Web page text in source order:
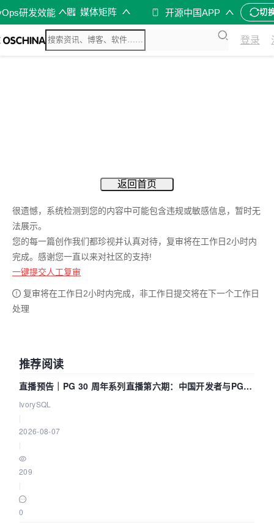
研发效能 媒体矩阵 开源中国APP 切
登录
返回首页
很遗憾，系统检测到您的内容中可能包含违规或敏感信息，暂时无
法展示。
您的每一篇创作我们都珍视并认真对待，复审将在工作日2小时内
完成。感谢您一直以来对社区的支持!
一键提交人工复审
复审将在工作日2小时内完成，非工作日提交将在下一个工作日
处理
推荐阅读
直播预告｜PG 30 周年系列直播第六期：中国开发者与PG内
核——我们改得动吗？我们贡献了什么？
IvorySQL
2026-08-07
209
0